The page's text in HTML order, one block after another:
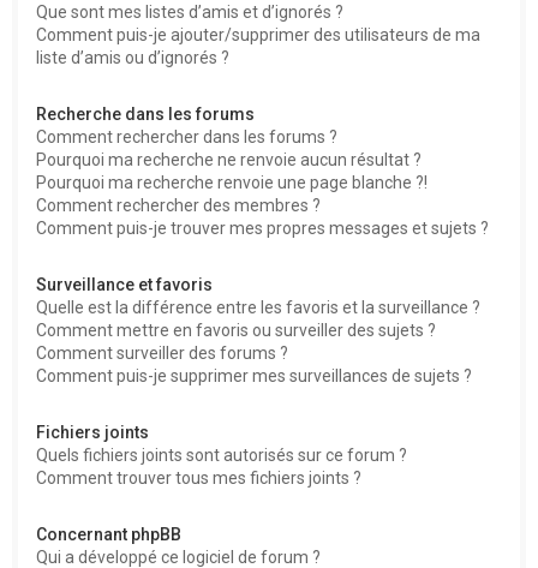
Que sont mes listes d’amis et d’ignorés ?
Comment puis-je ajouter/supprimer des utilisateurs de ma
liste d’amis ou d’ignorés ?
Recherche dans les forums
Comment rechercher dans les forums ?
Pourquoi ma recherche ne renvoie aucun résultat ?
Pourquoi ma recherche renvoie une page blanche ?!
Comment rechercher des membres ?
Comment puis-je trouver mes propres messages et sujets ?
Surveillance et favoris
Quelle est la différence entre les favoris et la surveillance ?
Comment mettre en favoris ou surveiller des sujets ?
Comment surveiller des forums ?
Comment puis-je supprimer mes surveillances de sujets ?
Fichiers joints
Quels fichiers joints sont autorisés sur ce forum ?
Comment trouver tous mes fichiers joints ?
Concernant phpBB
Qui a développé ce logiciel de forum ?